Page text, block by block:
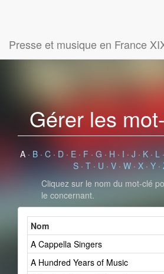
Presse et musique en France
Gérer les
A · B · C · D · E · F · G · H · I · J · K · L ·
S· T· U · V· W· X· Y·
Cliquez sur le nom du mot-clé
le concernant.
Nom
A Cappella Singers
A Hundred Years of Music